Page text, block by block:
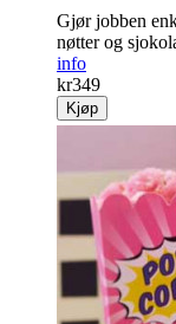
Gjør jobben
nøtter og
info
kr349
Kjøp